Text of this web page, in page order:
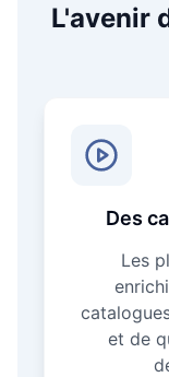
L'avenir
Des
Les
et de